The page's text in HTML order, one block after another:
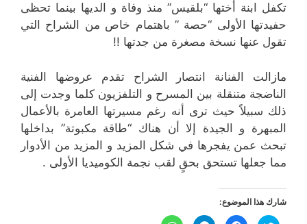
تكفل ابنة أختها “بلقيس” منذ وفاة و الديها بينما تحظى
حفيدتها الأولى “حصة ” باهتمام خاص من الشراح التي
تقول عنها نسخة مصغرة من جدتها !!
مازالت الفنانة انتصار الشراح تقدم عروضها الفنية
الناضجة متنقلة بين المسرح و التلفزيون كلما وجدت إلى
ذلك سبيلاً حيث ترى أنه رغم مسيرتها العامرة بالأعمال
المبهرة و الجيدة إلا أن هناك “طاقة مكبوتة” بداخلها
تبحث عمن يفجرها في شكل المزيد و المزيد من الأدوار
مما جعلها تستحق بحقٍ لقب نجمة الكوميديا الأولى .
شارك هذا الموضوع: